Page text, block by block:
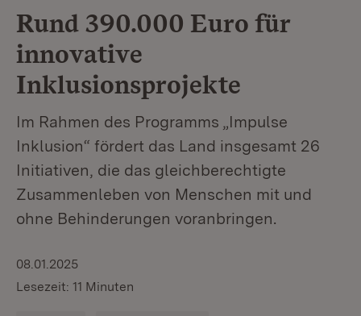
Rund 390.000 Euro für
innovative
Inklusionsprojekte
Im Rahmen des Programms „Impulse
Inklusion“ fördert das Land insgesamt 26
Initiativen, die das gleichberechtigte
Zusammenleben von Menschen mit und
ohne Behinderungen voranbringen.
08.01.2025
Lesezeit: 11 Minuten